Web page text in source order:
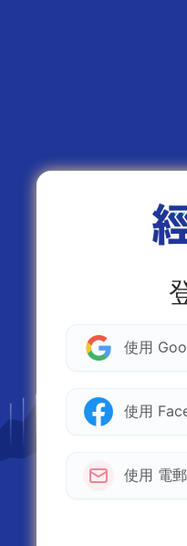
使用
使用
使用 電